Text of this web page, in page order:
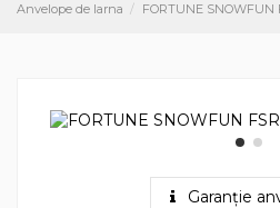
Anvelope de Iarna
FORTUNE SNOWFUN
Garanție